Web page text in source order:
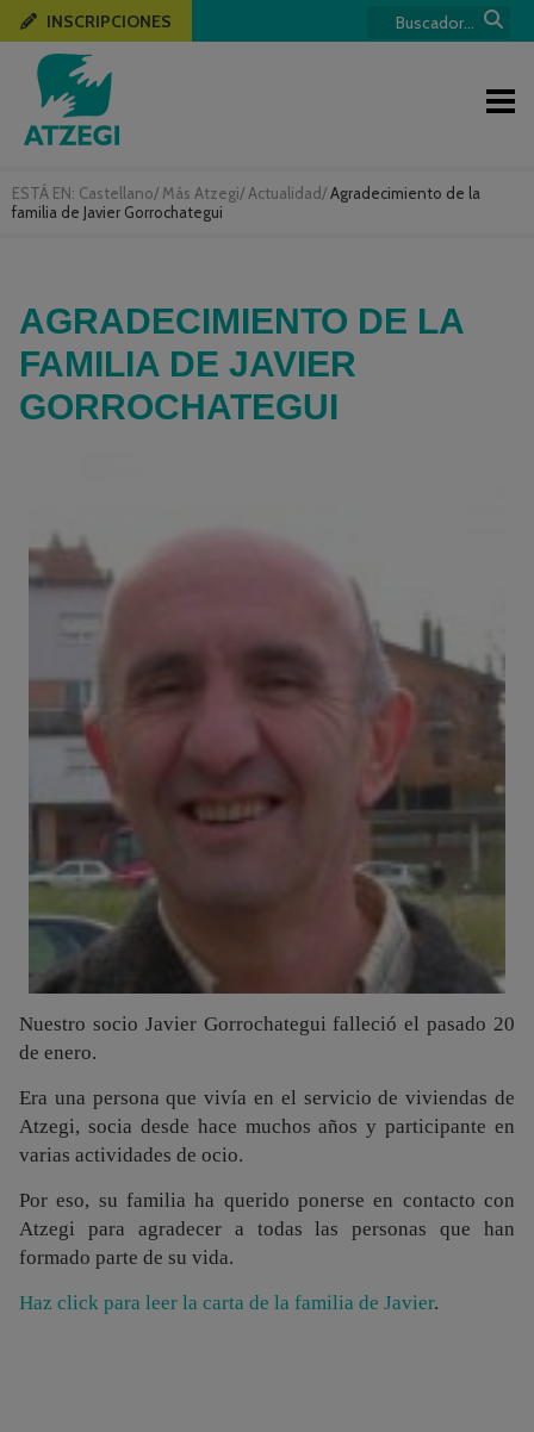
ESTÁ EN: Castellano/ Más Atzegi/ Actualidad/Agradecimiento de la
familia de Javier Gorrochategui
INSCRIPCIONES
AGRADECIMIENTO DE LA
FAMILIA DE JAVIER
GORROCHATEGUI
Nuestro socio Javier Gorrochategui falleció el pasado 20
de enero.
Era una persona que vivía en el servicio de viviendas de
Atzegi, socia desde hace muchos años y participante en
varias actividades de ocio.
Por eso, su familia ha querido ponerse en contacto con
Atzegi para agradecer a todas las personas que han
formado parte de su vida.
Haz click para leer la carta de la familia de Javier.